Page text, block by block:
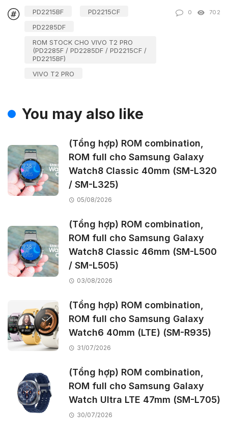
PD2215BF
PD2215CF
PD2285DF
ROM STOCK CHO VIVO T2 PRO
(PD2285F / PD2285DF / PD2215CF /
PD2215BF)
VIVO T2 PRO
0 702
You may also like
(Tổng hợp) ROM combination,
ROM full cho Samsung Galaxy
Watch8 Classic 40mm (SM-L320
/ SM-L325)
05/08/2026
(Tổng hợp) ROM combination,
ROM full cho Samsung Galaxy
Watch8 Classic 46mm (SM-L500
/ SM-L505)
03/08/2026
(Tổng hợp) ROM combination,
ROM full cho Samsung Galaxy
Watch6 40mm (LTE) (SM-R935)
31/07/2026
(Tổng hợp) ROM combination,
ROM full cho Samsung Galaxy
Watch Ultra LTE 47mm (SM-L705)
30/07/2026